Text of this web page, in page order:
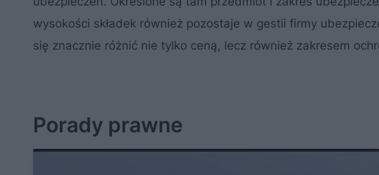
wysokości składek również pozostaje w gestii firmy
się znacznie różnić nie tylko ceną, lecz również zakresem
Porady prawne